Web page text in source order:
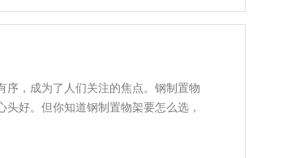
序，成为了人们关注的焦点。钢制置物
好。但你知道钢制置物架要怎么选，